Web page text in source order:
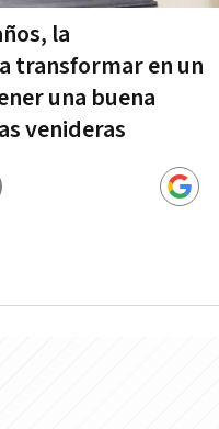
la
transformar en un
una buena
venideras